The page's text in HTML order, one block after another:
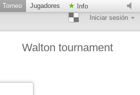
Torneo Jugadores
Info
Iniciar sesión
Walton tournament